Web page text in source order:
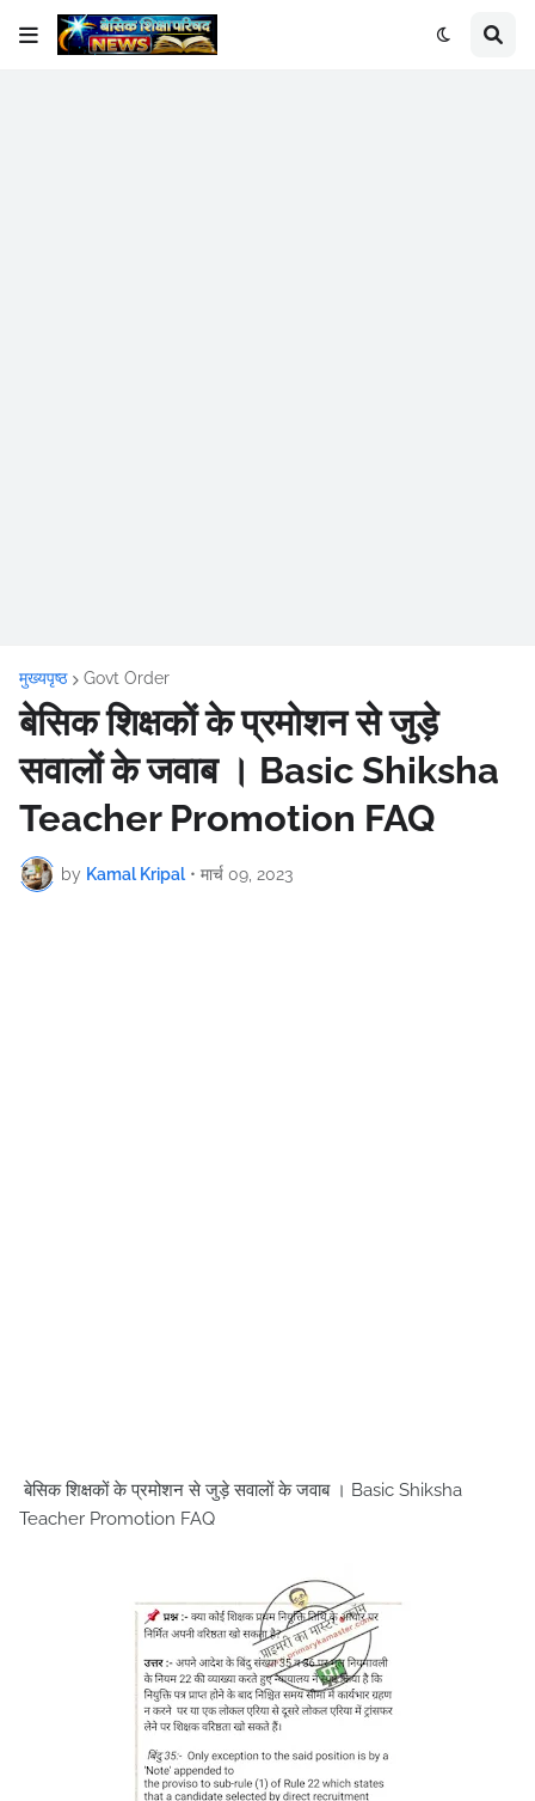
मुख्यपृष्ठ Govt Order
बेसिक शिक्षकों के प्रमोशन से जुड़े
सवालों के जवाब । Basic Shiksha
Teacher Promotion FAQ
by Kamal Kripal • मार्च 09, 2023
बेसिक शिक्षकों के प्रमोशन से जुड़े सवालों के जवाब । Basic Shiksha
Teacher Promotion FAQ